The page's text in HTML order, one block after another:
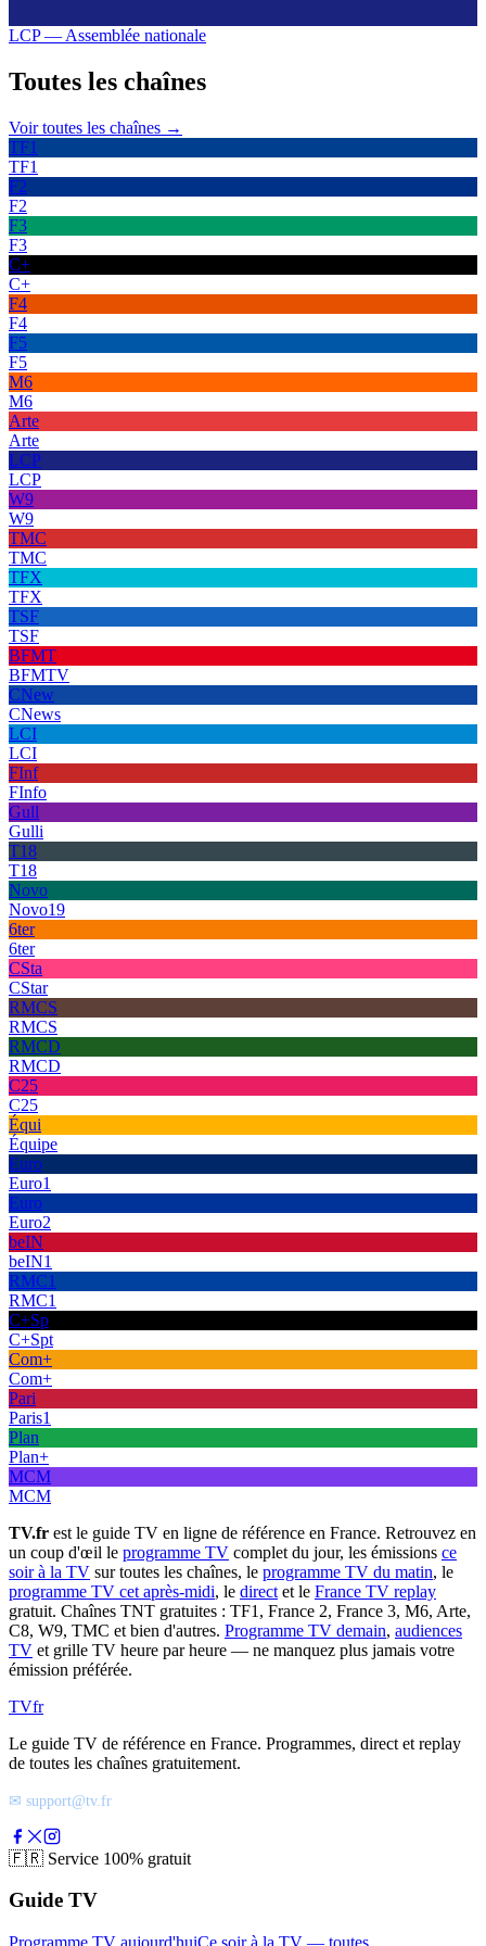
LCP — Assemblée nationale
Toutes les chaînes
Voir toutes les chaînes →
TF1
TF1
F2
F2
F3
F3
C+
C+
F4
F4
F5
F5
M6
M6
Arte
Arte
LCP
LCP
W9
W9
TMC
TMC
TFX
TFX
TSF
TSF
BFMT
BFMTV
CNew
CNews
LCI
LCI
FInf
FInfo
Gull
Gulli
T18
T18
Novo
Novo19
6ter
6ter
CSta
CStar
RMCS
RMCS
RMCD
RMCD
C25
C25
Équi
Équipe
Euro
Euro1
Euro
Euro2
beIN
beIN1
RMC1
RMC1
C+Sp
C+Spt
Com+
Com+
Pari
Paris1
Plan
Plan+
MCM
MCM
TV.fr est le guide TV en ligne de référence en France. Retrouvez en
un coup d'œil le programme TV complet du jour, les émissions ce
soir à la TV sur toutes les chaînes, le programme TV du matin, le
programme TV cet après-midi, le direct et le France TV replay
gratuit. Chaînes TNT gratuites : TF1, France 2, France 3, M6, Arte,
C8, W9, TMC et bien d'autres. Programme TV demain, audiences
TV et grille TV heure par heure — ne manquez plus jamais votre
émission préférée.
TVfr
Le guide TV de référence en France. Programmes, direct et replay
de toutes les chaînes gratuitement.
✉ support@tv.fr
🇫🇷 Service 100% gratuit
Guide TV
Programme TV aujourd'huiCe soir à la TV — toutes